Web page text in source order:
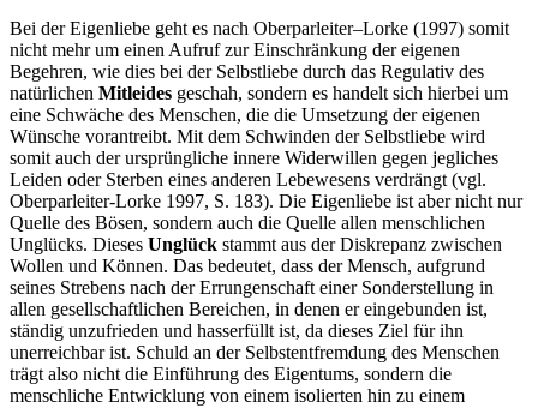
Bei der Eigenliebe geht es nach Oberparleiter–Lorke (1997) somit
nicht mehr um einen Auf­ruf zur Einschränkung der eigenen
Begehren, wie dies bei der Selbstliebe durch das Regulativ des
natürlichen Mitleides geschah, sondern es handelt sich hierbei um
eine Schwäche des Menschen, die die Umsetzung der eigenen
Wünsche vorantreibt. Mit dem Schwinden der Selbstliebe wird
somit auch der ursprüngliche innere Widerwillen gegen jegliches
Leiden oder Sterben eines anderen Lebewesens verdrängt (vgl.
Oberparleiter-Lorke 1997, S. 183). Die Eigenliebe ist aber nicht nur
Quelle des Bösen, sondern auch die Quelle allen menschlichen
Unglücks. Dieses Unglück stammt aus der Diskrepanz zwischen
Wollen und Können. Das bedeutet, dass der Mensch, aufgrund
seines Strebens nach der Errungenschaft einer Son­derstellung in
allen gesellschaftlichen Bereichen, in denen er eingebunden ist,
ständig unzu­frieden und hasserfüllt ist, da dieses Ziel für ihn
unerreichbar ist. Schuld an der Selbstentfremdung des Menschen
trägt also nicht die Einführung des Eigentums, sondern die
menschliche Entwicklung von einem isolierten hin zu einem